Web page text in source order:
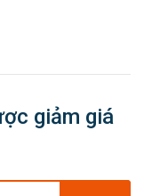
giảm giá